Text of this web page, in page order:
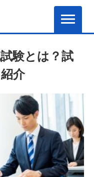
験とは？試
介